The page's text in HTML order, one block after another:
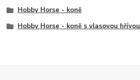
Hobby Horse - koně
Hobby Horse - koně s vlasovou hřívou